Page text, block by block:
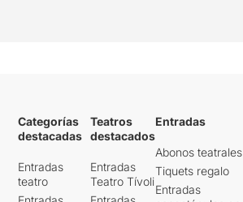
Categorías
destacadas
Entradas
teatro
Teatros
destacados
Entradas
Teatro Tívoli
Entradas
Abonos teatrales
Tiquets regalo
Entradas